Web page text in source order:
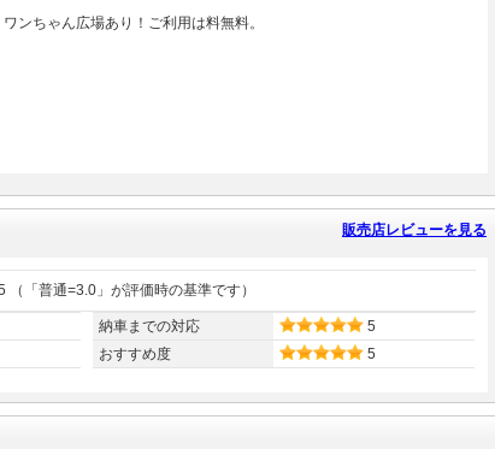
ワンちゃん広場あり！ご利用は料無料。
販売店レビューを見る
（「普通=3.0」が評価時の基準です）
納車までの対応
5
おすすめ度
5